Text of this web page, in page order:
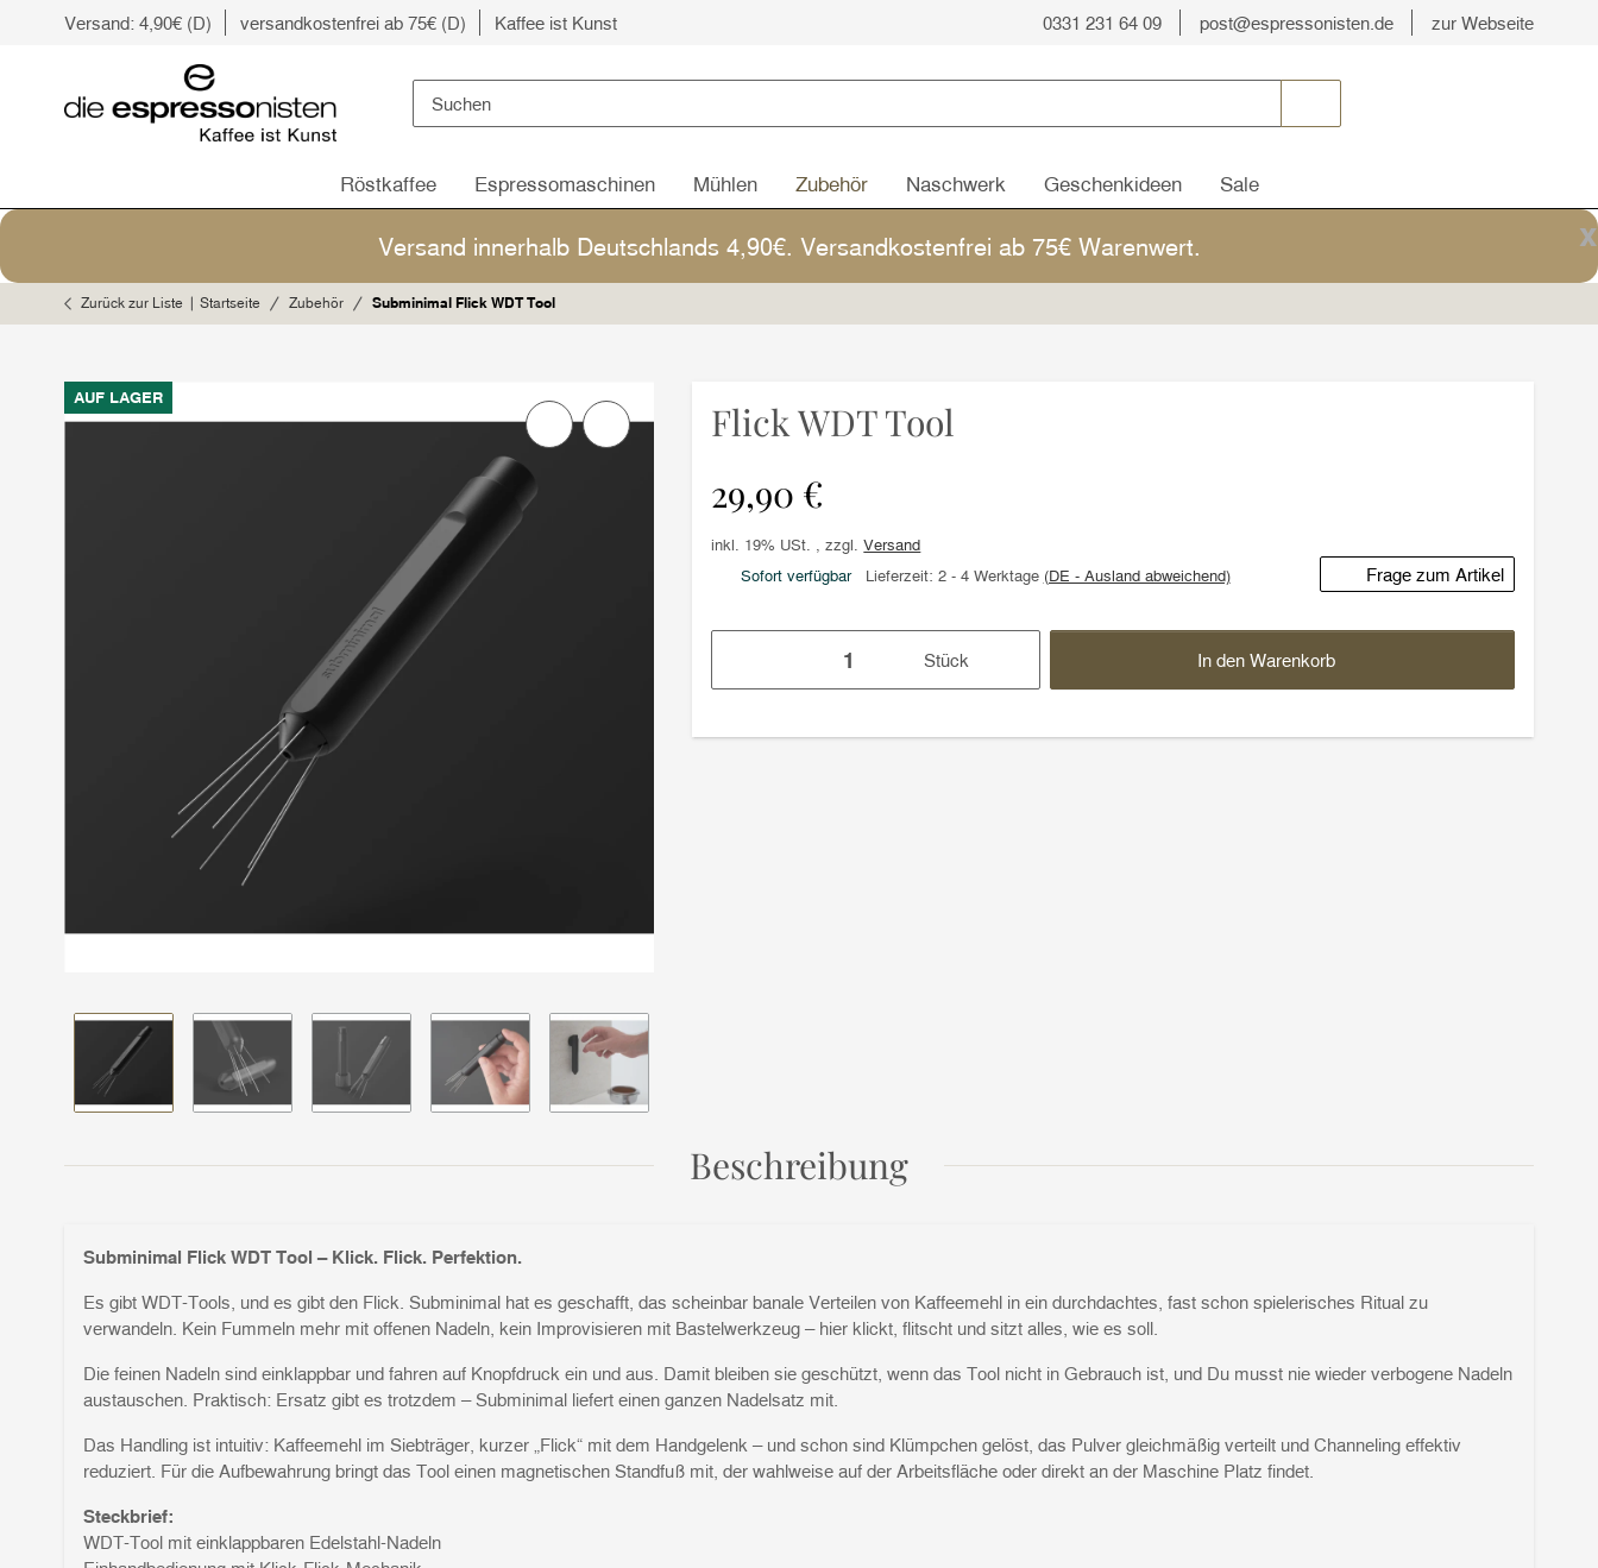
Versand: 4,90€ (D) versandkostenfrei ab 75€ (D) Kaffee ist Kunst 0331 231 64 09 post@espressonisten.de zur Webseite
Röstkaffee Espressomaschinen Mühlen Zubehör Naschwerk Geschenkideen Sale
x
Versand innerhalb Deutschlands 4,90€. Versandkostenfrei ab 75€ Warenwert.
Zurück zur Liste Startseite Zubehör Subminimal Flick WDT Tool
AUF LAGER
Flick WDT Tool
29,90 €
inkl. 19% USt. , zzgl.Versand
Sofort verfügbar
Lieferzeit: 2 - 4 Werktage (DE - Ausland abweichend) Frage zum Artikel
Stück In den Warenkorb
Beschreibung
Subminimal Flick WDT Tool – Klick. Flick. Perfektion.
Es gibt WDT-Tools, und es gibt den Flick. Subminimal hat es geschafft, das scheinbar banale Verteilen von Kaffeemehl in ein durchdachtes, fast schon spielerisches Ritual zu
verwandeln. Kein Fummeln mehr mit offenen Nadeln, kein Improvisieren mit Bastelwerkzeug – hier klickt, flitscht und sitzt alles, wie es soll.
Die feinen Nadeln sind einklappbar und fahren auf Knopfdruck ein und aus. Damit bleiben sie geschützt, wenn das Tool nicht in Gebrauch ist, und Du musst nie wieder verbogene Nadeln
austauschen. Praktisch: Ersatz gibt es trotzdem – Subminimal liefert einen ganzen Nadelsatz mit.
Das Handling ist intuitiv: Kaffeemehl im Siebträger, kurzer „Flick“ mit dem Handgelenk – und schon sind Klümpchen gelöst, das Pulver gleichmäßig verteilt und Channeling effektiv
reduziert. Für die Aufbewahrung bringt das Tool einen magnetischen Standfuß mit, der wahlweise auf der Arbeitsfläche oder direkt an der Maschine Platz findet.
Steckbrief:
WDT-Tool mit einklappbaren Edelstahl-Nadeln